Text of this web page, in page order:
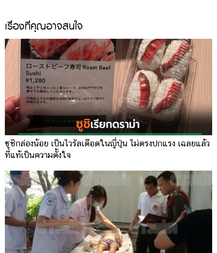
เรื่องที่คุณอาจสนใจ
ซูชิกล่องน้อย เป็นไวรัลเดือดในญี่ปุ่น ไม่ตรงปกแรง เฉลยแล้ว
ที่แท้เป็นความตั้งใจ